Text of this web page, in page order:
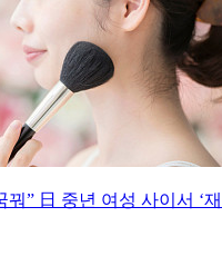
꿔” 日 중년 여성 사이서 ‘